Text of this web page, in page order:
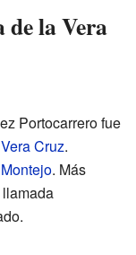
la Vera
Portocarrero fue
Cruz.
. Más
llamada